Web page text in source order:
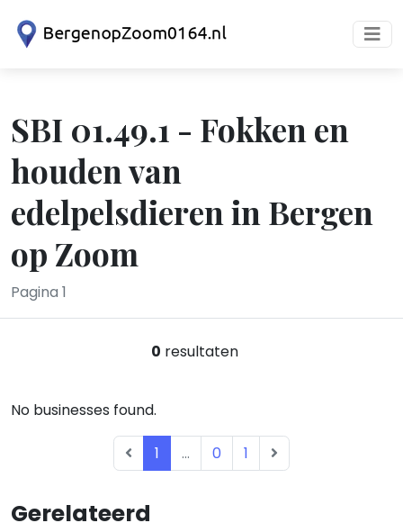
SBI 01.49.1 - Fokken en
houden van
edelpelsdieren in Bergen
op Zoom
Pagina 1
Gerelateerd
0 resultaten
No businesses found.
1 ... 0 1